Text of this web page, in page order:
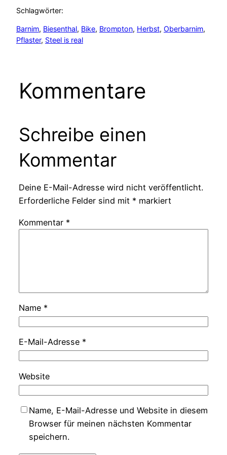
Schlagwörter:
Barnim, Biesenthal, Bike, Brompton, Herbst, Oberbarnim
Pflaster, Steel is real
Kommentare
Schreibe einen
Kommentar
Deine E-Mail-Adresse wird nicht veröffentlicht.
Erforderliche Felder sind mit * markiert
Kommentar *
Name *
E-Mail-Adresse *
Website
Name, E-Mail-Adresse und Website in diesem
Browser für meinen nächsten Kommentar
speichern.